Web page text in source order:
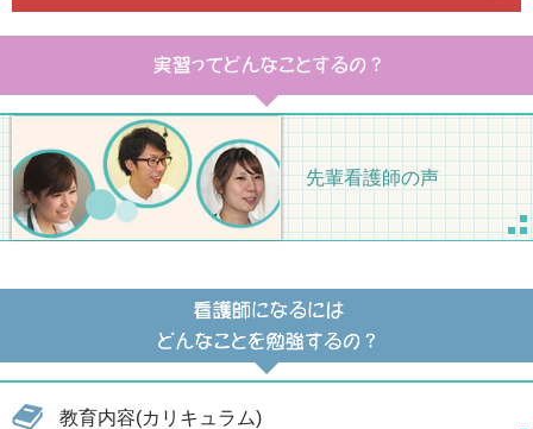
先輩看護師の声
教育内容(カリキュラム)